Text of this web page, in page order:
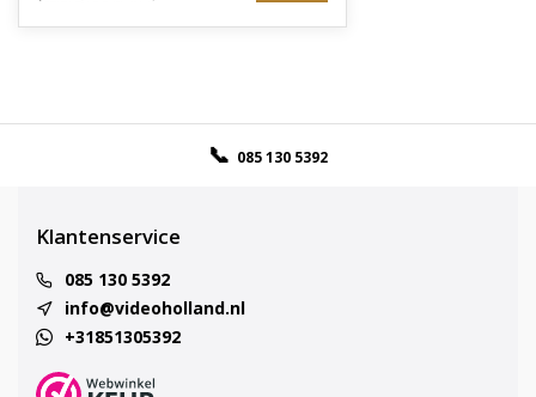
085 130 5392
Klantenservice
085 130 5392
info@videoholland.nl
+31851305392